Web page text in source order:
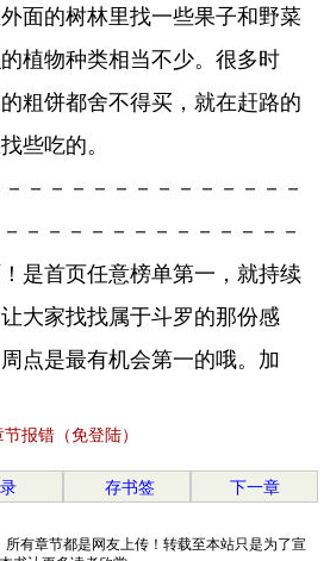
面的树林里找一些果子和野菜
植物种类相当不少。很多时
粗饼都舍不得买，就在赶路的
些吃的。
－－－－－－－－－－－－－
－－－－－－－－－－－－－
是首页任意榜单第一，就持续
大家找找属于斗罗的那份感
点是最有机会第一的哦。加
节报错（免登陆）
存书签 下一章
有章节都是网友上传！转载至本站只是为了宣